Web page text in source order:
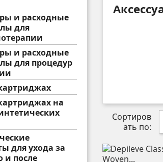
и расходные
для
и расходные
для процедур
на
для ухода за
и после
Сортиров
ать по: